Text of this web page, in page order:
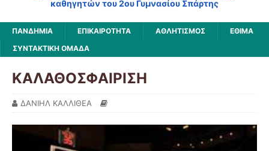
καθηγητών του 2ου Γυμνασίου Σπάρτης
ΠΑΝΔΗΜΊΑ ΕΠΙΚΑΙΡΌΤΗΤΑ ΑΘΛΗΤΙΣΜΌΣ
ΈΘΙΜΑ
ΣΥΝΤΑΚΤΙΚΉ ΟΜΆΔΑ
ΚΑΛΑΘΟΣΦΑΙΡΙΣΗ
ΔΑΝΙΗΛ ΚΑΛΛΙΘΕΑ